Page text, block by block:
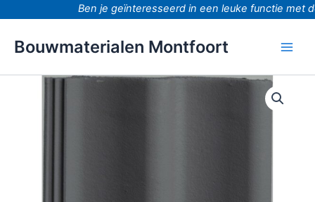
Ben je geïnteresseerd in een leuke functie met
Bouwmaterialen Montfoort
Dakpan